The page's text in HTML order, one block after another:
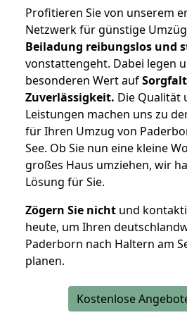
Profitieren Sie von unserem
Netzwerk für günstige
Beiladung reibungslos und
vonstattengeht. Dabei legen
besonderen Wert auf
Zuverlässigkeit. Die Qualität
Leistungen machen uns zu
für Ihren Umzug von
See. Ob Sie nun eine kleine
großes Haus umziehen, wir
Lösung für Sie.
Zögern Sie nicht und
heute, um Ihren
Paderborn nach Haltern am
planen.
Kostenlose